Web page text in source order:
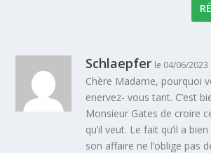
Schlaepfer le 04/06/2023
Chère Madame, pourquoi
enervez- vous tant. C’est
Monsieur Gates de croire
qu’il veut. Le fait qu’il a
son affaire ne l’oblige pas